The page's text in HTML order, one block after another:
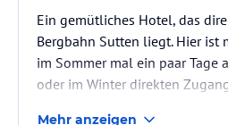
Ein gemütliches Hotel, das
Bergbahn Sutten liegt. Hier ist
im Sommer mal ein paar Tage
oder im Winter direkten
Mehr anzeigen